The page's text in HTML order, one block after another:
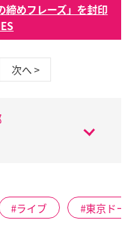
締めフレーズ」を封印
次へ >
ライブ 東京ドー